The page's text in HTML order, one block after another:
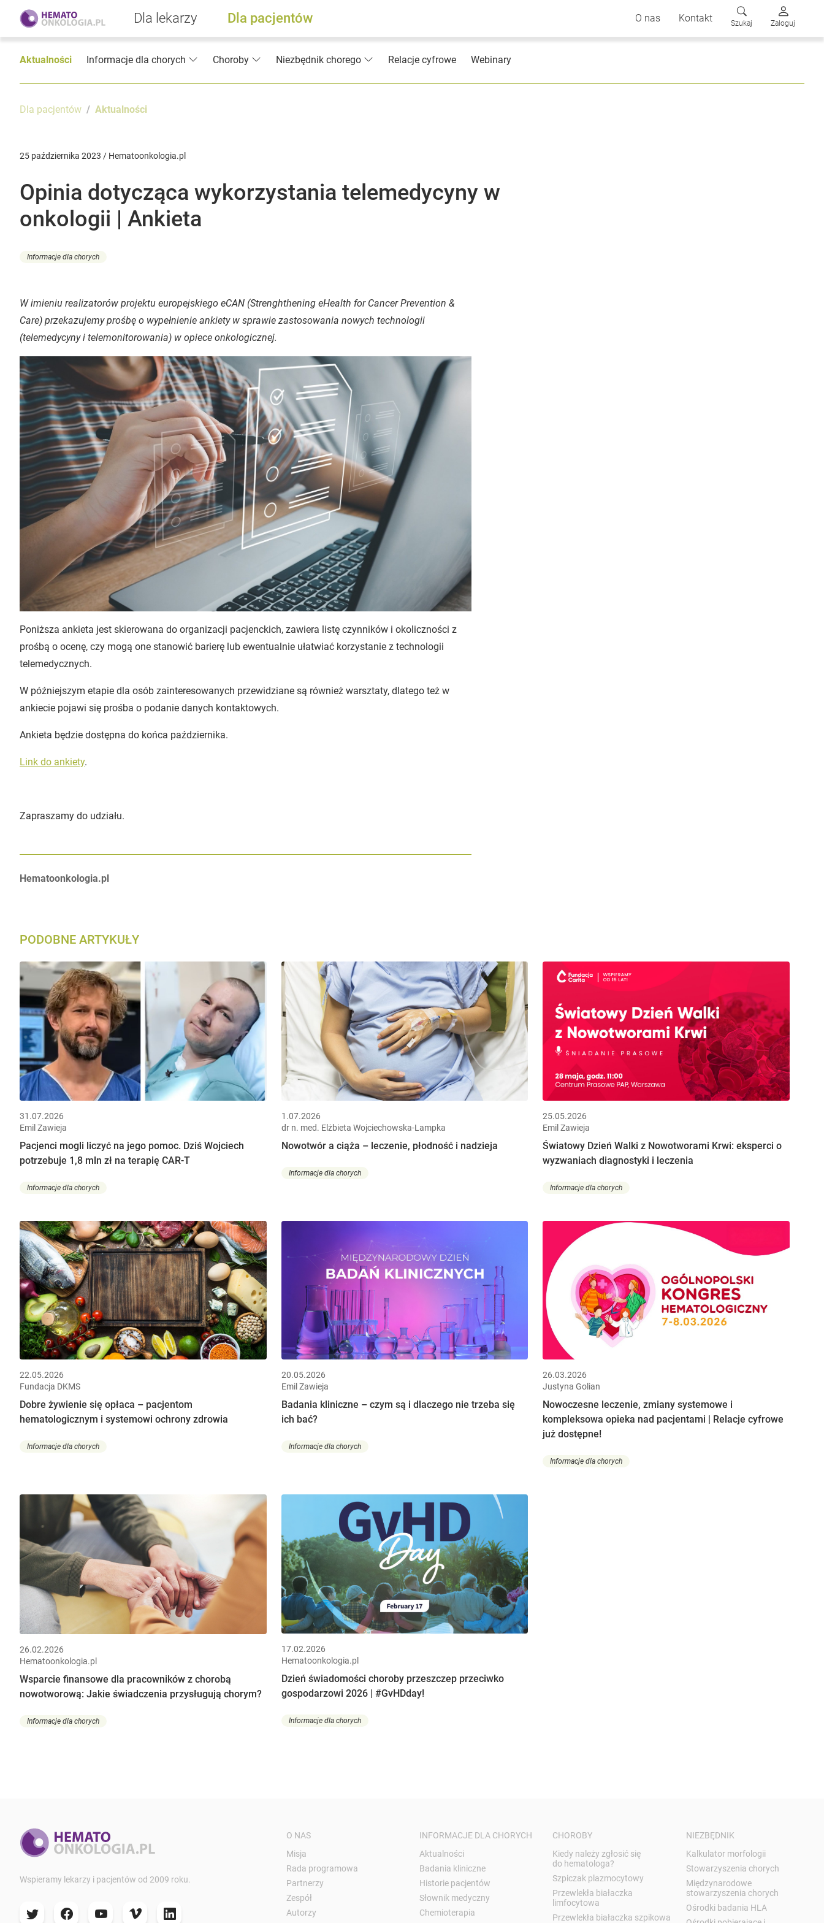
Dla lekarzy Dla pacjentów O nas Kontakt Szukaj Zaloguj
Aktualności Informacje dla chorych Choroby Niezbędnik chorego Relacje cyfrowe Webinary
Dla pacjentów Aktualności
25 października 2023 / Hematoonkologia.pl
Opinia dotycząca wykorzystania telemedycyny w
onkologii | Ankieta
Informacje dla chorych
W imieniu realizatorów projektu europejskiego eCAN (Strenghthening eHealth for Cancer Prevention &
Care) przekazujemy prośbę o wypełnienie ankiety w sprawie zastosowania nowych technologii
(telemedycyny i telemonitorowania) w opiece onkologicznej.
Poniższa ankieta jest skierowana do organizacji pacjenckich, zawiera listę czynników i okoliczności z
prośbą o ocenę, czy mogą one stanowić barierę lub ewentualnie ułatwiać korzystanie z technologii
telemedycznych.
W późniejszym etapie dla osób zainteresowanych przewidziane są również warsztaty, dlatego też w
ankiecie pojawi się prośba o podanie danych kontaktowych.
Ankieta będzie dostępna do końca października.
Link do ankiety.
Zapraszamy do udziału.
Autorzy:
Hematoonkologia.pl
PODOBNE ARTYKUŁY
31.07.2026
Emil Zawieja
Pacjenci mogli liczyć na jego pomoc. Dziś Wojciech
potrzebuje 1,8 mln zł na terapię CAR-T
Informacje dla chorych
1.07.2026
dr n. med. Elżbieta Wojciechowska-Lampka
Nowotwór a ciąża – leczenie, płodność i nadzieja
Informacje dla chorych
25.05.2026
Emil Zawieja
Światowy Dzień Walki z Nowotworami Krwi: eksperci o
wyzwaniach diagnostyki i leczenia
Informacje dla chorych
22.05.2026
Fundacja DKMS
Dobre żywienie się opłaca – pacjentom
hematologicznym i systemowi ochrony zdrowia
Informacje dla chorych
20.05.2026
Emil Zawieja
Badania kliniczne – czym są i dlaczego nie trzeba się
ich bać?
Informacje dla chorych
26.03.2026
Justyna Golian
Nowoczesne leczenie, zmiany systemowe i
kompleksowa opieka nad pacjentami | Relacje cyfrowe
już dostępne!
Informacje dla chorych
26.02.2026
Hematoonkologia.pl
Wsparcie finansowe dla pracowników z chorobą
nowotworową: Jakie świadczenia przysługują chorym?
Informacje dla chorych
17.02.2026
Hematoonkologia.pl
Dzień świadomości choroby przeszczep przeciwko
gospodarzowi 2026 | #GvHDday!
Informacje dla chorych
Wspieramy lekarzy i pacjentów od 2009 roku.
O NAS
Misja
Rada programowa
Partnerzy
Zespół
Autorzy
INFORMACJE DLA CHORYCH
Aktualności
Badania kliniczne
Historie pacjentów
Słownik medyczny
Chemioterapia
CHOROBY
Kiedy należy zgłosić się
do hematologa?
Szpiczak plazmocytowy
Przewlekła białaczka
limfocytowa
Przewlekła białaczka szpikowa
NIEZBĘDNIK
Kalkulator morfologii
Stowarzyszenia chorych
Międzynarodowe
stowarzyszenia chorych
Ośrodki badania HLA